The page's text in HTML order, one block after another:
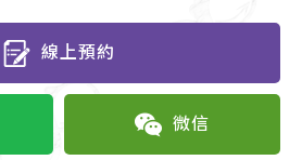
線上預約
微信